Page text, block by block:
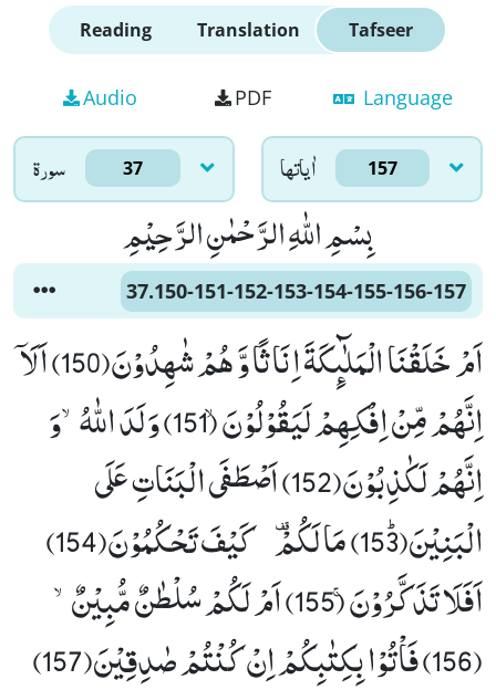
Reading Translation Tafseer
Audio PDF Language
سورۃ 37 اٰياتها 157
بِسْمِ اللّٰهِ الرَّحْمٰنِ الرَّحِیْمِ
37.150-151-152-153-154-155-156-157
اَمْ خَلَقْنَا الْمَلٰٓىٕكَةَ اِنَاثًا وَّ هُمْ شٰهِدُوْنَ(150) اَلَاۤ
اِنَّهُمْ مِّنْ اِفْكِهِمْ لَیَقُوْلُوْنَۙ (151) وَلَدَ اللّٰهُۙ-وَ
اِنَّهُمْ لَكٰذِبُوْنَ(152) اَصْطَفَى الْبَنَاتِ عَلَى
الْبَنِیْنَﭤ(153) مَا لَكُمْ- كَیْفَ تَحْكُمُوْنَ(154)
اَفَلَا تَذَكَّرُوْنَۚ (155) اَمْ لَكُمْ سُلْطٰنٌ مُّبِیْنٌۙ
(156) فَاْتُوْا بِكِتٰبِكُمْ اِنْ كُنْتُمْ صٰدِقِیْنَ(157)